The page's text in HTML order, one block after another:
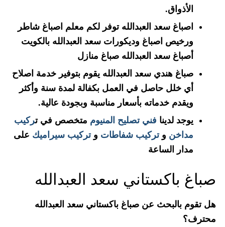
الأذواق.
اصباغ سعد العبدالله توفر لكم معلم اصباغ شاطر
ورخيص اصباغ وديكورات سعد العبدالله بالكويت
أصباغ سعد العبدالله صباغ منازل
صباغ هندي سعد العبدالله يقوم بتوفير خدمة اصلاح
أي خلل حاصل في العمل بكفالة لمدة سنة وأكثر
ويقدم خدماته بأسعار مناسبة وبجودة عالية.
يوجد لدينا فني تصليح المنيوم متخصص في تركيب
مداخن وتركيب شفاطات وتركيب سيراميك على
مدار الساعة
صباغ باكستاني سعد العبدالله
هل تقوم بالبحث عن صباغ باكستاني سعد العبدالله
محترف؟